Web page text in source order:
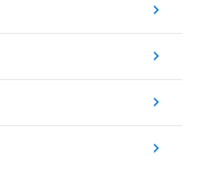
keyboard_arrow_right
keyboard_arrow_right
keyboard_arrow_right
keyboard_arrow_right